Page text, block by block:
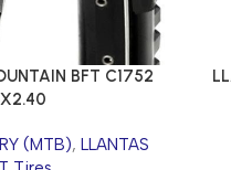
BFT C1752
(MTB), LLANTAS